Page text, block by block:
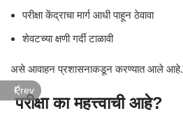
परीक्षा केंद्राचा मार्ग आधी पाहून ठेवावा
शेवटच्या क्षणी गर्दी टाळावी
असे आवाहन प्रशासनाकडून करण्यात आले आहे.
परीक्षा का महत्त्वाची आहे?
Prev